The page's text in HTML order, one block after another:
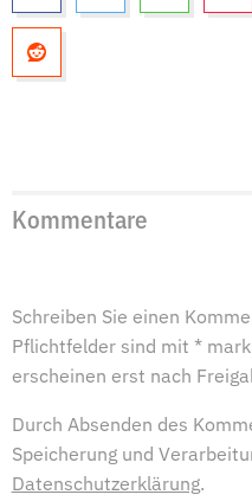
Kommentare
Schreiben Sie einen
Pflichtfelder sind mit *
erscheinen erst nach
Durch Absenden des
Speicherung und
Datenschutzerklärung.